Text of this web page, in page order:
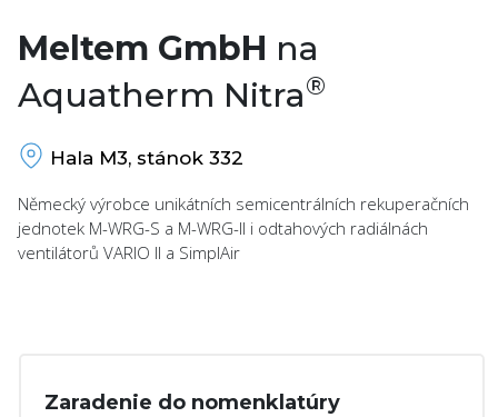
Meltem GmbH na
Aquatherm Nitra®
Hala M3, stánok 332
Německý výrobce unikátních semicentrálních rekuperačních
jednotek M-WRG-S a M-WRG-II i odtahových radiálnách
ventilátorů VARIO II a SimplAir
Zaradenie do nomenklatúry